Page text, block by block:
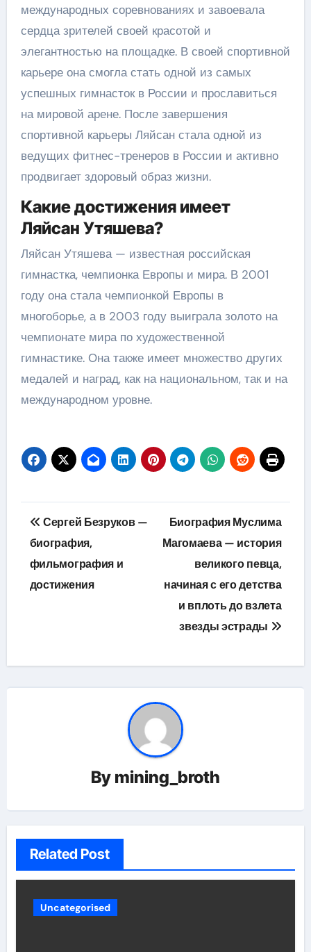
международных соревнованиях и завоевала
сердца зрителей своей красотой и
элегантностью на площадке. В своей спортивной
карьере она смогла стать одной из самых
успешных гимнасток в России и прославиться
на мировой арене. После завершения
спортивной карьеры Ляйсан стала одной из
ведущих фитнес-тренеров в России и активно
продвигает здоровый образ жизни.
Какие достижения имеет
Ляйсан Утяшева?
Ляйсан Утяшева — известная российская
гимнастка, чемпионка Европы и мира. В 2001
году она стала чемпионкой Европы в
многоборье, а в 2003 году выиграла золото на
чемпионате мира по художественной
гимнастике. Она также имеет множество других
медалей и наград, как на национальном, так и на
международном уровне.
Навигация
по
записям
Сергей Безруков —
биография,
фильмография и
достижения
Биография Муслима
Магомаева — история
великого певца,
начиная с его детства
и вплоть до взлета
звезды эстрады
By mining_broth
Related Post
Uncategorised